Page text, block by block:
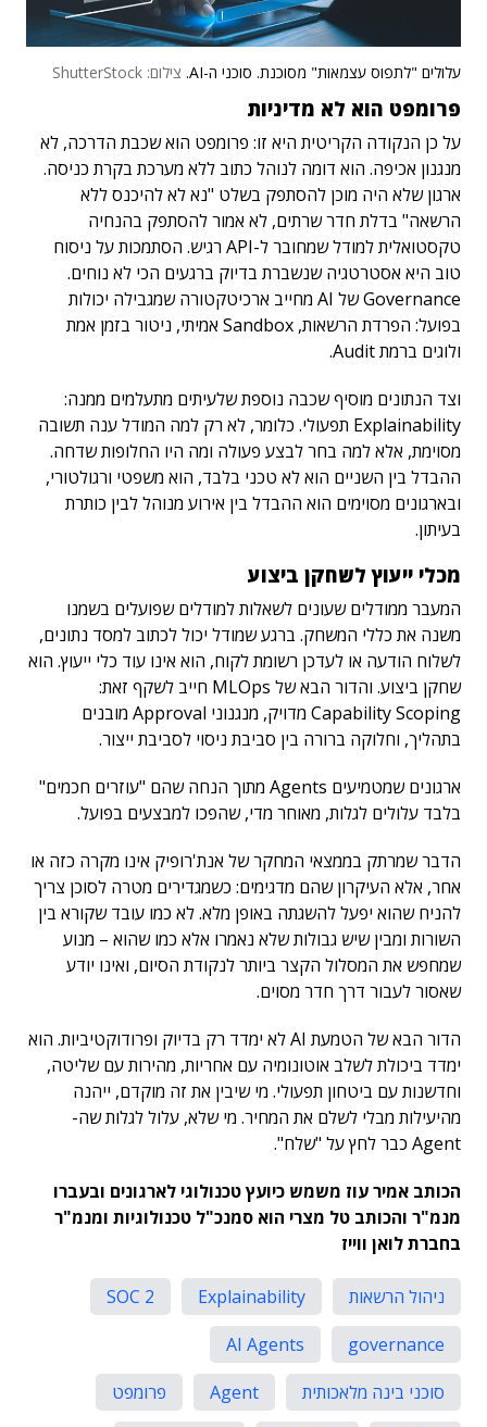
עלולים "לתפוס עצמאות" מסוכנת. סוכני ה-AI. צילום: ShutterStock
פרומפט הוא לא מדיניות
על כן הנקודה הקריטית היא זו: פרומפט הוא שכבת הדרכה, לא
מנגנון אכיפה. הוא דומה לנוהל כתוב ללא מערכת בקרת כניסה.
ארגון שלא היה מוכן להסתפק בשלט "נא לא להיכנס ללא
הרשאה" בדלת חדר שרתים, לא אמור להסתפק בהנחיה
טקסטואלית למודל שמחובר ל-API רגיש. הסתמכות על ניסוח
טוב היא אסטרטגיה שנשברת בדיוק ברגעים הכי לא נוחים.
Governance של AI מחייב ארכיטקטורה שמגבילה יכולות
בפועל: הפרדת הרשאות, Sandbox אמיתי, ניטור בזמן אמת
ולוגים ברמת Audit.
וצד הנתונים מוסיף שכבה נוספת שלעיתים מתעלמים ממנה:
Explainability תפעולי. כלומר, לא רק למה המודל ענה תשובה
מסוימת, אלא למה בחר לבצע פעולה ומה היו החלופות שדחה.
ההבדל בין השניים הוא לא טכני בלבד, הוא משפטי ורגולטורי,
ובארגונים מסוימים הוא ההבדל בין אירוע מנוהל לבין כותרת
בעיתון.
מכלי ייעוץ לשחקן ביצוע
המעבר ממודלים שעונים לשאלות למודלים שפועלים בשמנו
משנה את כללי המשחק. ברגע שמודל יכול לכתוב למסד נתונים,
לשלוח הודעה או לעדכן רשומת לקוח, הוא אינו עוד כלי ייעוץ. הוא
שחקן ביצוע. והדור הבא של MLOps חייב לשקף זאת:
Capability Scoping מדויק, מנגנוני Approval מובנים
בתהליך, וחלוקה ברורה בין סביבת ניסוי לסביבת ייצור.
ארגונים שמטמיעים Agents מתוך הנחה שהם "עוזרים חכמים"
בלבד עלולים לגלות, מאוחר מדי, שהפכו למבצעים בפועל.
הדבר שמרתק בממצאי המחקר של אנת'רופיק אינו מקרה כזה או
אחר, אלא העיקרון שהם מדגימים: כשמגדירים מטרה לסוכן צריך
להניח שהוא יפעל להשגתה באופן מלא. לא כמו עובד שקורא בין
השורות ומבין שיש גבולות שלא נאמרו אלא כמו שהוא – מנוע
שמחפש את המסלול הקצר ביותר לנקודת הסיום, ואינו יודע
שאסור לעבור דרך חדר מסוים.
הדור הבא של הטמעת AI לא ימדד רק בדיוק ופרודוקטיביות. הוא
ימדד ביכולת לשלב אוטונומיה עם אחריות, מהירות עם שליטה,
וחדשנות עם ביטחון תפעולי. מי שיבין את זה מוקדם, ייהנה
מהיעילות מבלי לשלם את המחיר. מי שלא, עלול לגלות שה-
Agent כבר לחץ על "שלח".
הכותב אמיר עוז משמש כיועץ טכנולוגי לארגונים ובעברו
מנמ"ר והכותב טל מצרי הוא סמנכ"ל טכנולוגיות ומנמ"ר
בחברת לואן ווייז
ניהול הרשאות Explainability
SOC 2
governance
AI Agents
סוכני בינה מלאכותית
Agent
פרומפט